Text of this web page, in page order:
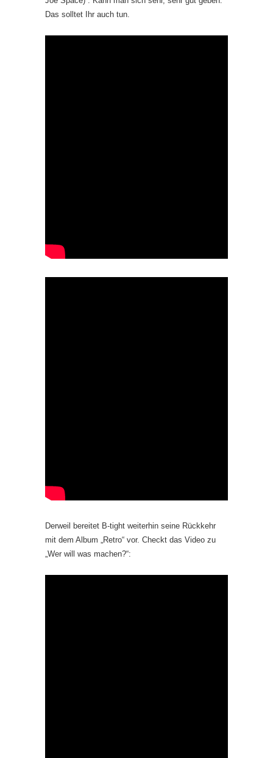
Das solltet Ihr auch tun.
Derweil bereitet B-tight weiterhin seine Rückkehr
mit dem Album „Retro“ vor. Checkt das Video zu
„Wer will was machen?“: